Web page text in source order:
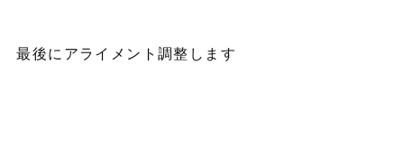
最後にアライメント調整します